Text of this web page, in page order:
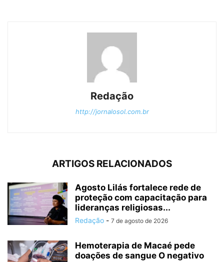
Redação
http://jornalosol.com.br
ARTIGOS RELACIONADOS
Agosto Lilás fortalece rede de
proteção com capacitação para
lideranças religiosas...
Redação - 7 de agosto de 2026
Hemoterapia de Macaé pede
doações de sangue O negativo